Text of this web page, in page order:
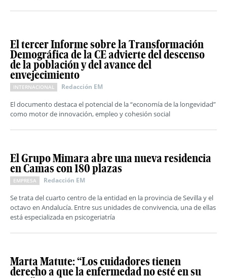
El tercer Informe sobre la Transformación
Demográfica de la CE advierte del descenso
de la población y del avance del
envejecimiento
INTERNACIONAL Redacción EM
El documento destaca el potencial de la “economía de la longevidad”
como motor de innovación, empleo y cohesión social
El Grupo Mimara abre una nueva residencia
en Camas con 180 plazas
EMPRESA Redacción EM
Se trata del cuarto centro de la entidad en la provincia de Sevilla y el
octavo en Andalucía. Entre sus unidades de convivencia, una de ellas
está especializada en psicogeriatría
Marta Matute: “Los cuidadores tienen
derecho a que la enfermedad no esté en su